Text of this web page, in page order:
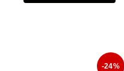
-24%